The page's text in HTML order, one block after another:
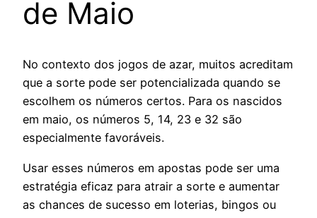
de Maio
No contexto dos jogos de azar, muitos acreditam
que a sorte pode ser potencializada quando se
escolhem os números certos. Para os nascidos
em maio, os números 5, 14, 23 e 32 são
especialmente favoráveis.
Usar esses números em apostas pode ser uma
estratégia eficaz para atrair a sorte e aumentar
as chances de sucesso em loterias, bingos ou